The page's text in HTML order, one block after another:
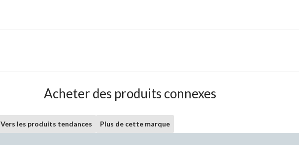
Acheter des produits connexes
Vers les produits tendances Plus de cette marque